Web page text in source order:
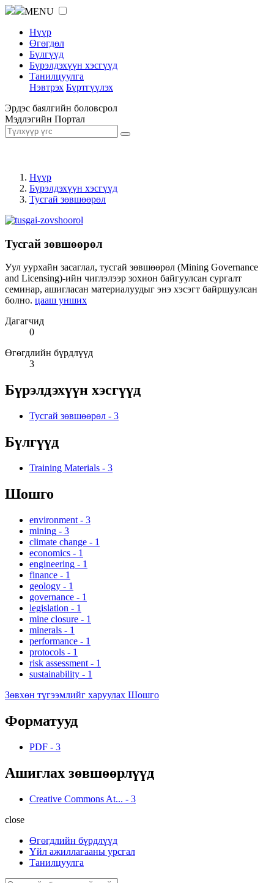
MENU
Нүүр
Өгөгдөл
Бүлгүүд
Бүрэлдэхүүн хэсгүүд
Танилцуулга
Нэвтрэх Бүртгүүлэх
Эрдэс баялгийн боловсрол
Мэдлэгийн Портал
Нүүр
Бүрэлдэхүүн хэсгүүд
Тусгай зөвшөөрөл
Тусгай зөвшөөрөл
Уул уурхайн засаглал, тусгай зөвшөөрөл (Mining Governance
and Licensing)-ийн чиглэлээр зохион байгуулсан сургалт
семинар, ашигласан материалуудыг энэ хэсэгт байршуулсан
болно. цааш унших
Дагагчид
0
Өгөгдлийн бүрдлүүд
3
Бүрэлдэхүүн хэсгүүд
Тусгай зөвшөөрөл - 3
Бүлгүүд
Training Materials - 3
Шошго
environment - 3
mining - 3
climate change - 1
economics - 1
engineering - 1
finance - 1
geology - 1
governance - 1
legislation - 1
mine closure - 1
minerals - 1
performance - 1
protocols - 1
risk assessment - 1
sustainability - 1
Зөвхөн түгээмлийг харуулах Шошго
Форматууд
PDF - 3
Ашиглах зөвшөөрлүүд
Creative Commons At... - 3
close
Өгөгдлийн бүрдлүүд
Үйл ажиллагааны урсгал
Танилцуулга